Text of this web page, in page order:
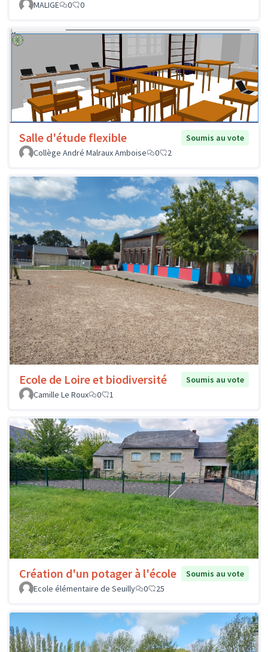
MALIGE 0 0
Salle d'étude flexible
Soumis au vote
Collège André Malraux Amboise
0 2
Ecole de Loire et biodiversité
Soumis au vote
Camille Le Roux
0 1
Création d'un potager à l'école
Soumis au vote
Ecole élémentaire de Seuilly
0 25